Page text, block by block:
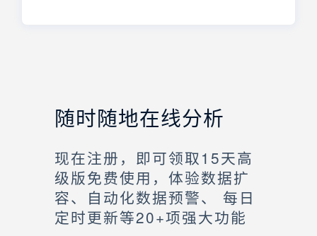
随时随地在线分析
现在注册，即可领取15天高
级版免费使用，体验数据扩
容、自动化数据预警、 每日
定时更新等20+项强大功能